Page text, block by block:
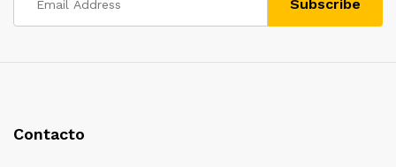
Contacto